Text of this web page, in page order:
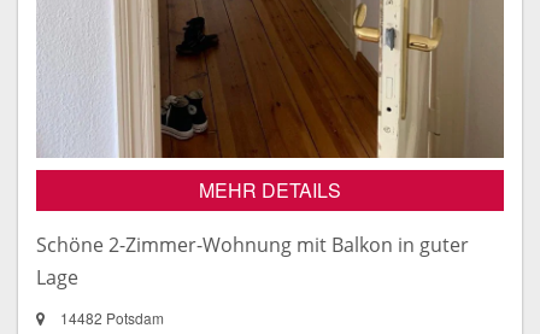
MEHR DETAILS
Schöne 2-Zimmer-Wohnung mit Balkon in guter
Lage
14482 Potsdam